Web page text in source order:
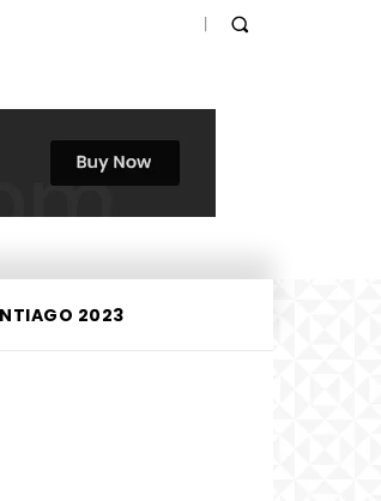
2023